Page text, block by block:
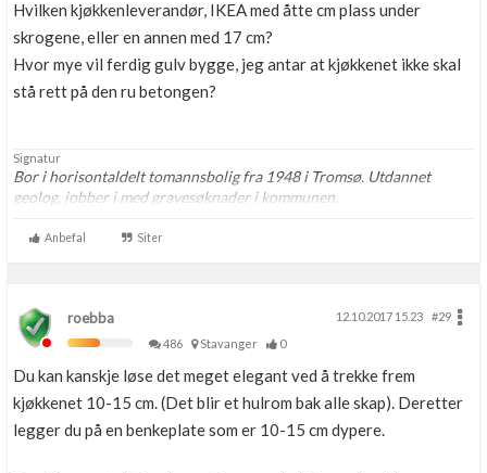
Hvilken kjøkkenleverandør, IKEA med åtte cm plass under
skrogene, eller en annen med 17 cm?
Hvor mye vil ferdig gulv bygge, jeg antar at kjøkkenet ikke skal
stå rett på den ru betongen?
Signatur
Bor i horisontaldelt tomannsbolig fra 1948 i Tromsø. Utdannet
geolog, jobber i med gravesøknader i kommunen.
Anbefal Siter
roebba 12.10.2017 15.23
#29
486
Stavanger 0
Du kan kanskje løse det meget elegant ved å trekke frem
kjøkkenet 10-15 cm. (Det blir et hulrom bak alle skap). Deretter
legger du på en benkeplate som er 10-15 cm dypere.